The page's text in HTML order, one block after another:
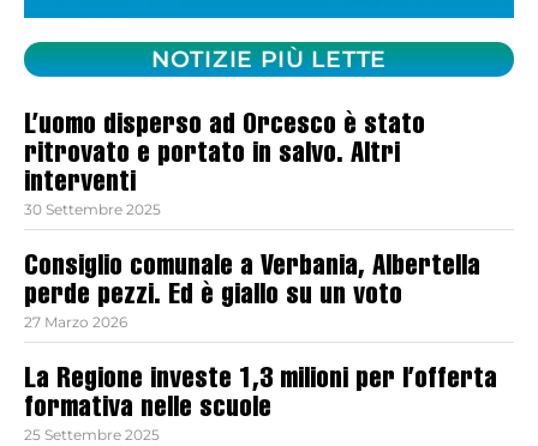
NOTIZIE PIÙ LETTE
L’uomo disperso ad Orcesco è stato
ritrovato e portato in salvo. Altri
interventi
30 Settembre 2025
Consiglio comunale a Verbania, Albertella
perde pezzi. Ed è giallo su un voto
27 Marzo 2026
La Regione investe 1,3 milioni per l’offerta
formativa nelle scuole
25 Settembre 2025